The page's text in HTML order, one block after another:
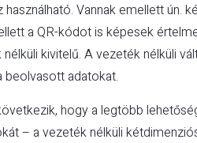
Vannak emellett ún.
a QR-kódot is képesek
kivitelű. A vezeték nélküli
beolvasott adatokat.
hogy a legtöbb
– a vezeték nélküli